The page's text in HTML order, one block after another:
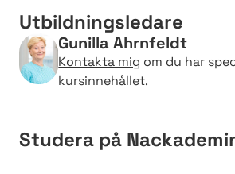
Utbildningsledare
Gunilla Ahrnfeldt
Kontakta mig om du har
kursinnehållet.
Studera på